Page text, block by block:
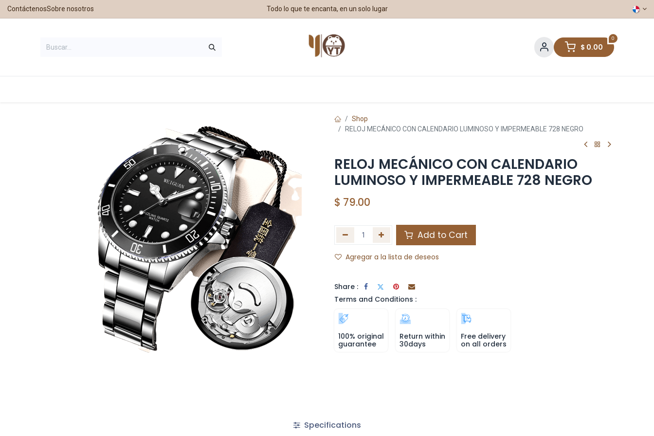
ContáctenosSobre nosotros Todo lo que te encanta, en un solo lugar
0
$ 0.00
Shop
RELOJ MECÁNICO CON CALENDARIO LUMINOSO Y IMPERMEABLE 728 NEGRO
RELOJ MECÁNICO CON CALENDARIO
LUMINOSO Y IMPERMEABLE 728 NEGRO
$ 79.00
Add to Cart
Agregar a la lista de deseos
Share :
Terms and Conditions :
100% original
guarantee
Return within
30days
Free delivery
on all orders
Specifications